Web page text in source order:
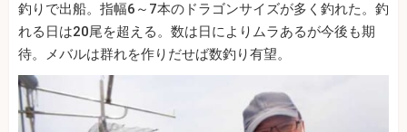
釣りで出船。指幅6～7本のドラゴンサイズが多く釣れた。釣
れる日は20尾を超える。数は日によりムラあるが今後も期
待。メバルは群れを作りだせば数釣り有望。